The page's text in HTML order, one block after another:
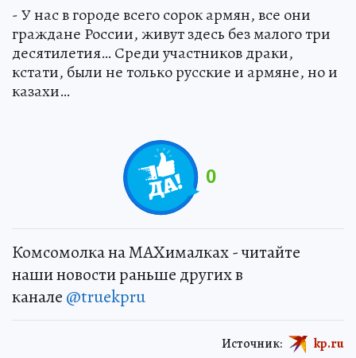
- У нас в городе всего сорок армян, все они
граждане России, живут здесь без малого три
десятилетия… Среди участников драки,
кстати, были не только русские и армяне, но и
казахи…
0
Комсомолка на MAXималках - читайте
наши новости раньше других в
канале @truekpru
Источник: kp.ru